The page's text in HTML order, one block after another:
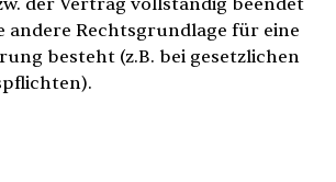
andere Rechtsgrundlage für eine
besteht (z.B. bei gesetzlichen